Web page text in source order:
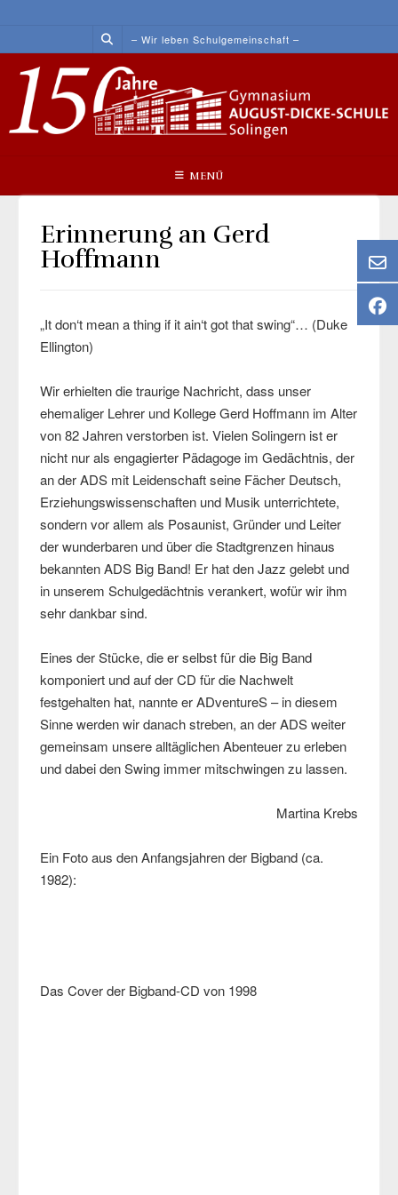
content
– Wir leben Schulgemeinschaft –
MENÜ
Erinnerung an Gerd
Hoffmann
„It don‘t mean a thing if it ain‘t got that swing“… (Duke
Ellington)
Wir erhielten die traurige Nachricht, dass unser
ehemaliger Lehrer und Kollege Gerd Hoffmann im Alter
von 82 Jahren verstorben ist. Vielen Solingern ist er
nicht nur als engagierter Pädagoge im Gedächtnis, der
an der ADS mit Leidenschaft seine Fächer Deutsch,
Erziehungswissenschaften und Musik unterrichtete,
sondern vor allem als Posaunist, Gründer und Leiter
der wunderbaren und über die Stadtgrenzen hinaus
bekannten ADS Big Band! Er hat den Jazz gelebt und
in unserem Schulgedächtnis verankert, wofür wir ihm
sehr dankbar sind.
Eines der Stücke, die er selbst für die Big Band
komponiert und auf der CD für die Nachwelt
festgehalten hat, nannte er ADventureS – in diesem
Sinne werden wir danach streben, an der ADS weiter
gemeinsam unsere alltäglichen Abenteuer zu erleben
und dabei den Swing immer mitschwingen zu lassen.
Martina Krebs
Ein Foto aus den Anfangsjahren der Bigband (ca.
1982):
Das Cover der Bigband-CD von 1998